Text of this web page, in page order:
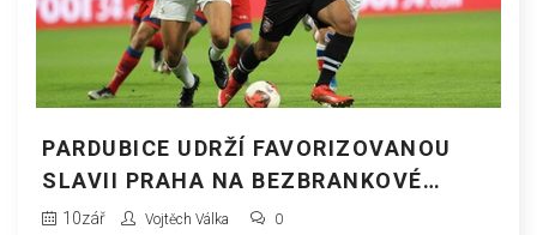
PARDUBICE UDRŽÍ FAVORIZOVANOU
SLAVII PRAHA NA BEZBRANKOVÉ
REMÍZE V CHANCE LIZE
10zář Vojtěch Válka 0